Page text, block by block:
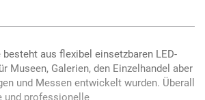
aus flexibel einsetzbaren LED-
Museen, Galerien, den Einzelhandel aber
und Messen entwickelt wurden. Überall
und professionelle